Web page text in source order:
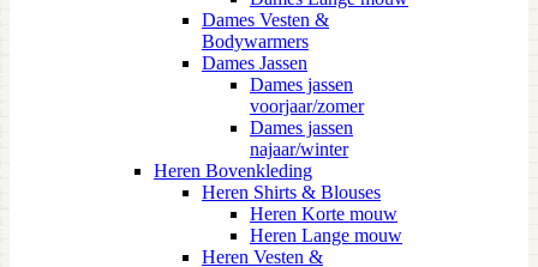
Dames Vesten &
Bodywarmers
Dames Jassen
Dames jassen
voorjaar/zomer
Dames jassen
najaar/winter
Heren Bovenkleding
Heren Shirts & Blouses
Heren Korte mouw
Heren Lange mouw
Heren Vesten &